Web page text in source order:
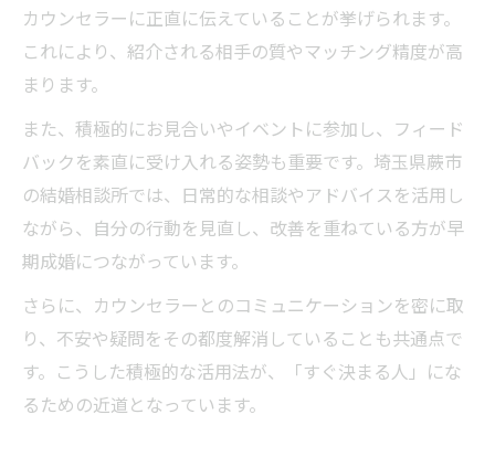
カウンセラーに正直に伝えていることが挙げられます。
これにより、紹介される相手の質やマッチング精度が高
まります。
また、積極的にお見合いやイベントに参加し、フィード
バックを素直に受け入れる姿勢も重要です。埼玉県蕨市
の結婚相談所では、日常的な相談やアドバイスを活用し
ながら、自分の行動を見直し、改善を重ねている方が早
期成婚につながっています。
さらに、カウンセラーとのコミュニケーションを密に取
り、不安や疑問をその都度解消していることも共通点で
す。こうした積極的な活用法が、「すぐ決まる人」にな
るための近道となっています。